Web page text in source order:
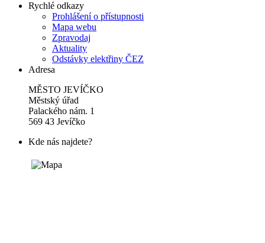
Rychlé odkazy
Prohlášení o přístupnosti
Mapa webu
Zpravodaj
Aktuality
Odstávky elektřiny ČEZ
Adresa
MĚSTO JEVÍČKO
Městský úřad
Palackého nám. 1
569 43 Jevíčko
Kde nás najdete?